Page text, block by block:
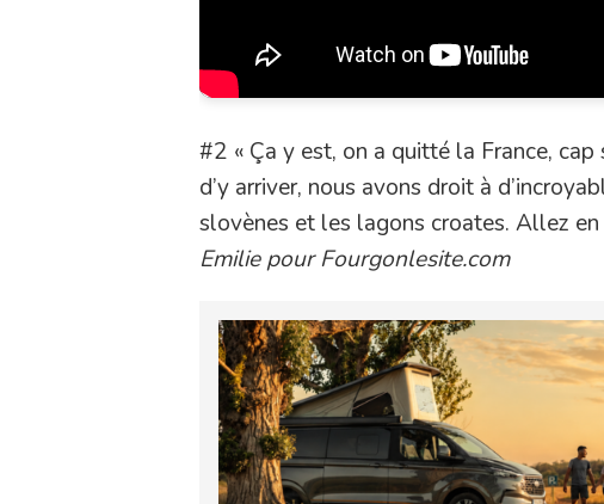
#2 « Ça y est, on a quitté la France,
d’y arriver, nous avons droit à
slovènes et les lagons croates. Allez en
Emilie pour Fourgonlesite.com